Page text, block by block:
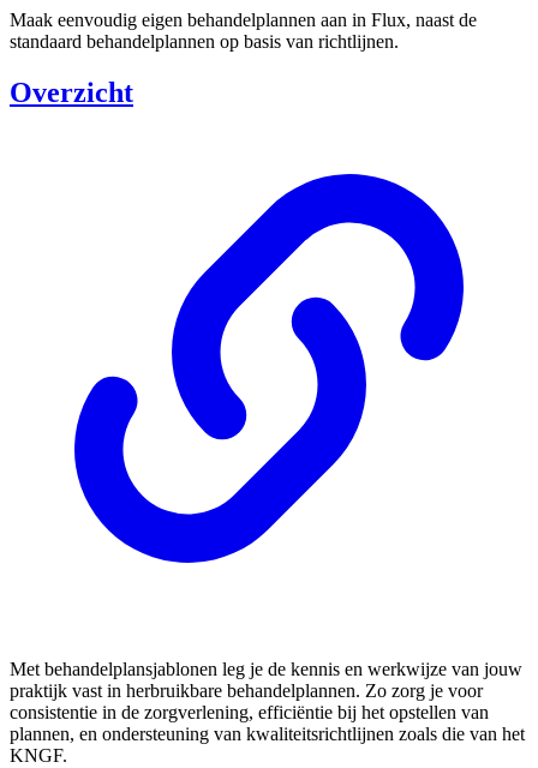
Maak eenvoudig eigen behandelplannen aan in Flux, naast de
standaard behandelplannen op basis van richtlijnen.
Overzicht
Met behandelplansjablonen leg je de kennis en werkwijze van jouw
praktijk vast in herbruikbare behandelplannen. Zo zorg je voor
consistentie in de zorgverlening, efficiëntie bij het opstellen van
plannen, en ondersteuning van kwaliteitsrichtlijnen zoals die van het
KNGF.